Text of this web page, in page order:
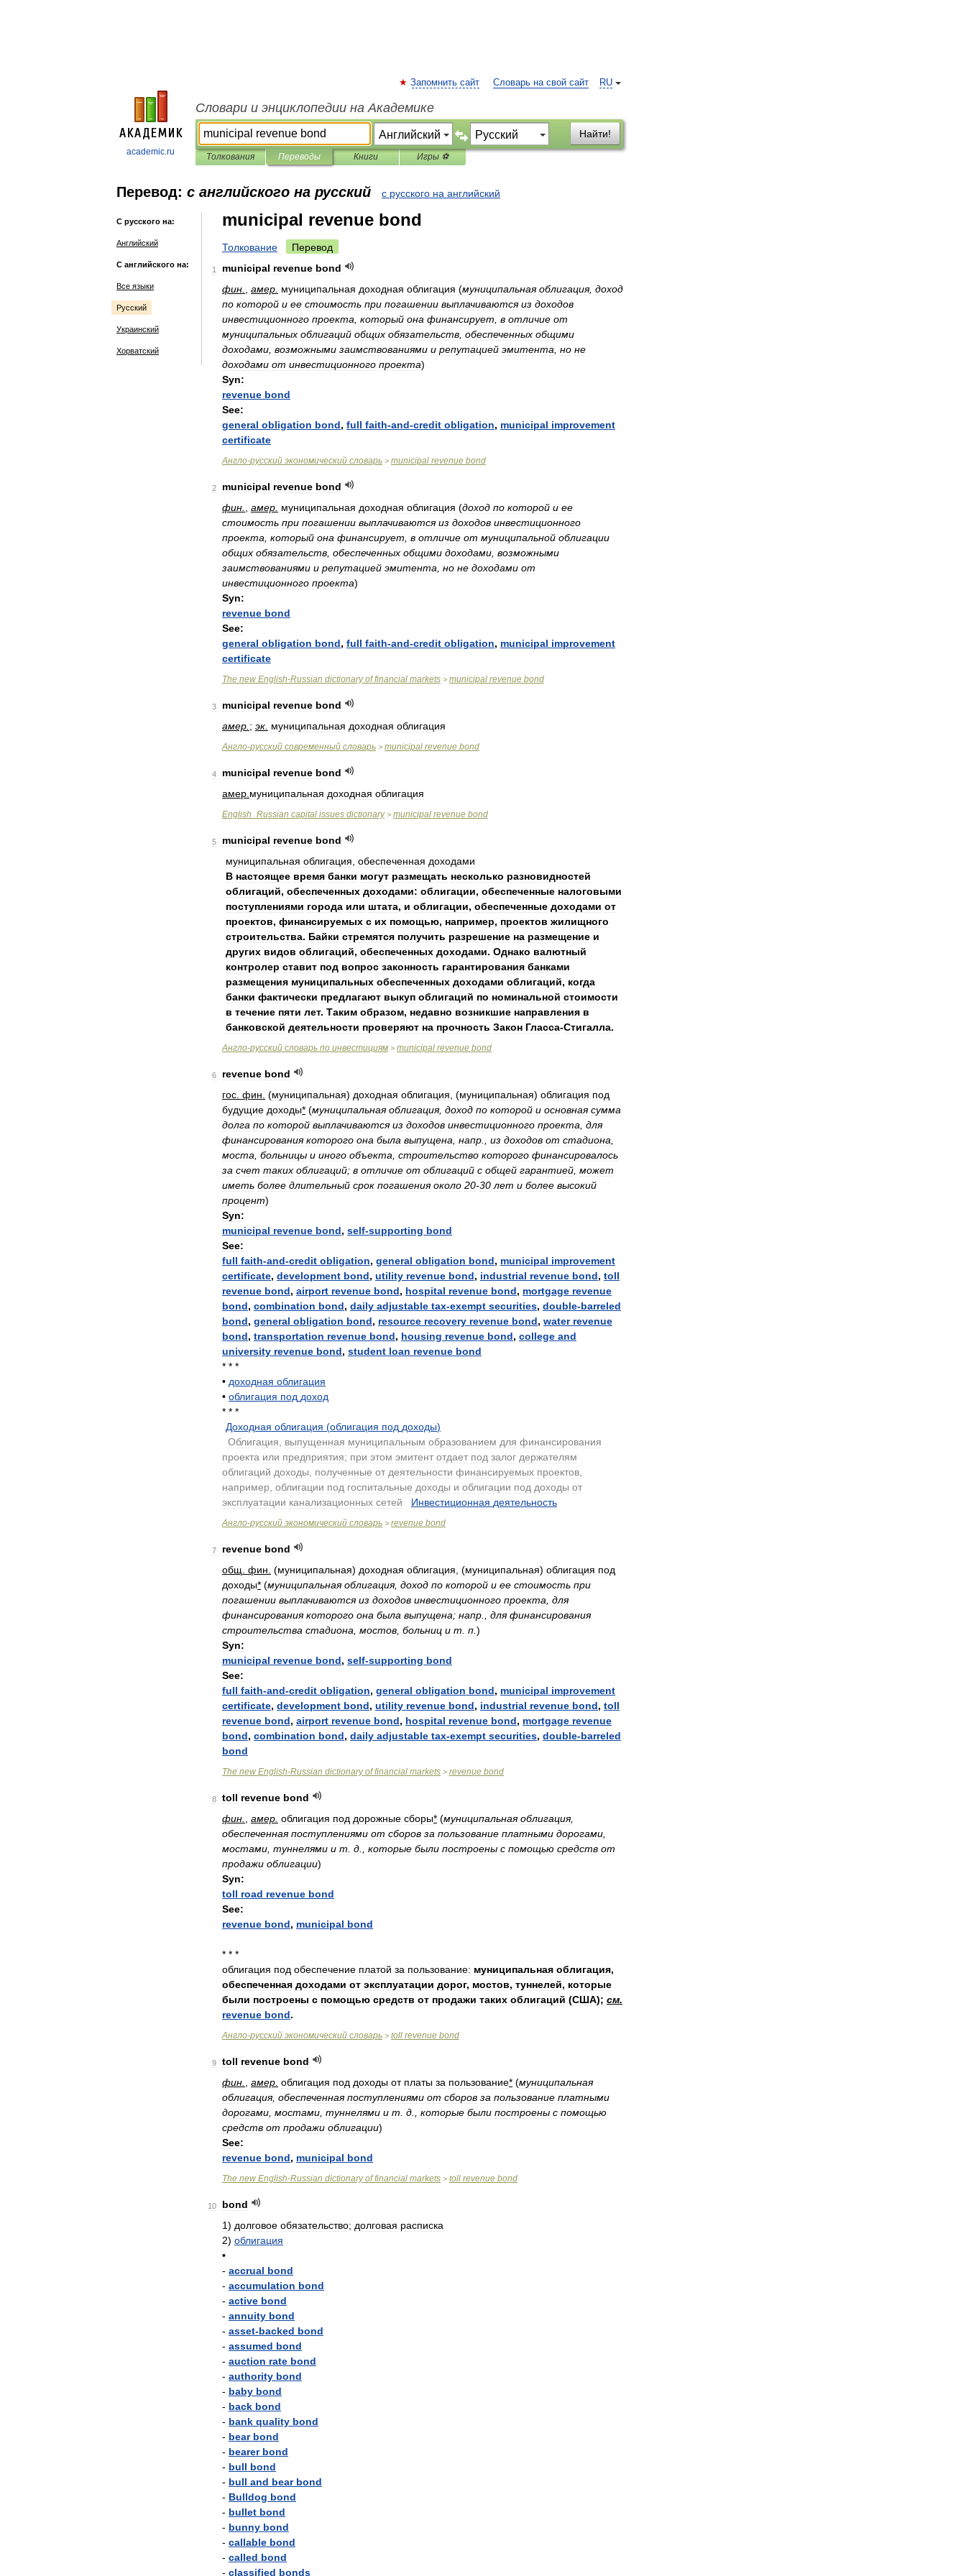
academic.ru
RU
Запомнить сайт Словарь на свой сайт
Словари и энциклопедии на Академике
Найти!
Толкования Переводы Книги Игры ⚽
Перевод: с английского на русский с русского на английский
С русского на:
Английский
С английского на:
Все языки
Русский
Украинский
Хорватский
municipal revenue bond
Толкование Перевод
1 municipal revenue bond
фин
амер муниципальная доходная облигация (муниципальная облигация, доход
по которой и ее стоимость при погашении выплачиваются из доходов
инвестиционного проекта который она финансирует в отличие от
муниципальных облигаций общих обязательств обеспеченных общими
доходами возможными заимствованиями и репутацией эмитента но не
доходами от инвестиционного проекта)
Syn:
revenue bond
See:
general obligation bond, full faith-and-credit obligation, municipal improvement
certificate
Англо-русский экономический словарь > municipal revenue bond
2 municipal revenue bond
фин
амер муниципальная доходная облигация (доход по которой и ее
стоимость при погашении выплачиваются из доходов инвестиционного
проекта который она финансирует в отличие от муниципальной облигации
общих обязательств обеспеченных общими доходами возможными
заимствованиями и репутацией эмитента но не доходами от
инвестиционного проекта)
Syn:
revenue bond
See:
general obligation bond, full faith-and-credit obligation, municipal improvement
certificate
The new English-Russian dictionary of financial markets > municipal revenue bond
3 municipal revenue bond
амер ; эк муниципальная доходная облигация
Англо-русский современный словарь > municipal revenue bond
4 municipal revenue bond
амер муниципальная доходная облигация
English Russian capital issues dictionary> municipal revenue bond
5 municipal revenue bond
муниципальная облигация обеспеченная доходами
В настоящее время банки могут размещать несколько разновидностей
облигаций, обеспеченных доходами: облигации, обеспеченные налоговыми
поступлениями города или штата, и облигации, обеспеченные доходами от
проектов, финансируемых с их помощью, например, проектов жилищного
строительства. Байки стремятся получить разрешение на размещение и
других видов облигаций, обеспеченных доходами. Однако валютный
контролер ставит под вопрос законность гарантирования банками
размещения муниципальных обеспеченных доходами облигаций, когда
банки фактически предлагают выкуп облигаций по номинальной стоимости
в течение пяти лет. Таким образом, недавно возникшие направления в
банковской деятельности проверяют на прочность Закон Гласса-Стигалла.
Англо-русский словарь по инвестициям > municipal revenue bond
6 revenue bond
гос фин (муниципальная) доходная облигация , (муниципальная) облигация под
будущие доходы* (муниципальная облигация, доход по которой и основная сумма
долга по которой выплачиваются из доходов инвестиционного проекта для
финансирования которого она была выпущена напр из доходов от стадиона
моста больницы и иного объекта строительство которого финансировалось
за счет таких облигаций; в отличие от облигаций с общей гарантией может
иметь более длительный срок погашения около 20-30 лет и более высокий
процент)
Syn:
municipal revenue bond, self-supporting bond
See:
full faith-and-credit obligation, general obligation bond, municipal improvement
certificate, development bond, utility revenue bond, industrial revenue bond, toll
revenue bond, airport revenue bond, hospital revenue bond, mortgage revenue
bond, combination bond, daily adjustable tax-exempt securities, double-barreled
bond, general obligation bond, resource recovery revenue bond, water revenue
bond, transportation revenue bond, housing revenue bond, college and
university revenue bond, student loan revenue bond
* * *
• доходная облигация
• облигация под доход
* * *
Доходная облигация (облигация под доходы)
Облигация выпущенная муниципальным образованием для финансирования
проекта или предприятия; при этом эмитент отдает под залог держателям
облигаций доходы полученные от деятельности финансируемых проектов
например облигации под госпитальные доходы и облигации под доходы от
эксплуатации канализационных сетей Инвестиционная деятельность
Англо-русский экономический словарь > revenue bond
7 revenue bond
общ фин (муниципальная) доходная облигация , (муниципальная) облигация под
доходы* (муниципальная облигация, доход по которой и ее стоимость при
погашении выплачиваются из доходов инвестиционного проекта для
финансирования которого она была выпущена; напр для финансирования
строительства стадиона мостов больниц и т п )
Syn:
municipal revenue bond, self-supporting bond
See:
full faith-and-credit obligation, general obligation bond, municipal improvement
certificate, development bond, utility revenue bond, industrial revenue bond, toll
revenue bond, airport revenue bond, hospital revenue bond, mortgage revenue
bond, combination bond, daily adjustable tax-exempt securities, double-barreled
bond
The new English-Russian dictionary of financial markets > revenue bond
8 toll revenue bond
фин
амер облигация под дорожные сборы* (муниципальная облигация,
обеспеченная поступлениями от сборов за пользование платными дорогами
мостами туннелями и т д которые были построены с помощью средств от
продажи облигации)
Syn:
toll road revenue bond
See:
revenue bond, municipal bond
* * *
облигация под обеспечение платой за пользование: муниципальная облигация,
обеспеченная доходами от эксплуатации дорог, мостов, туннелей, которые
были построены с помощью средств от продажи таких облигаций (США); см.
revenue bond.
Англо-русский экономический словарь > toll revenue bond
9 toll revenue bond
фин
амер облигация под доходы от платы за пользование* (муниципальная
облигация, обеспеченная поступлениями от сборов за пользование платными
дорогами мостами туннелями и т д которые были построены с помощью
средств от продажи облигации)
See:
revenue bond, municipal bond
The new English-Russian dictionary of financial markets > toll revenue bond
10
bond
1) долговое обязательство; долговая расписка
2) облигация
•
- accrual bond
- accumulation bond
- active bond
- annuity bond
- asset-backed bond
- assumed bond
- auction rate bond
- authority bond
- baby bond
- back bond
- bank quality bond
- bear bond
- bearer bond
- bull bond
- bull and bear bond
- Bulldog bond
- bullet bond
- bunny bond
- callable bond
- called bond
- classified bonds